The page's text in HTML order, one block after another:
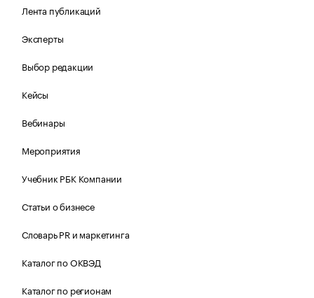
Лента публикаций
Эксперты
Выбор редакции
Кейсы
Вебинары
Мероприятия
Учебник РБК Компании
Статьи о бизнесе
Словарь PR и маркетинга
Каталог по ОКВЭД
Каталог по регионам